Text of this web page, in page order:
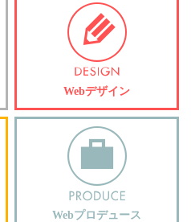
Webデザイン
Webプロデュース